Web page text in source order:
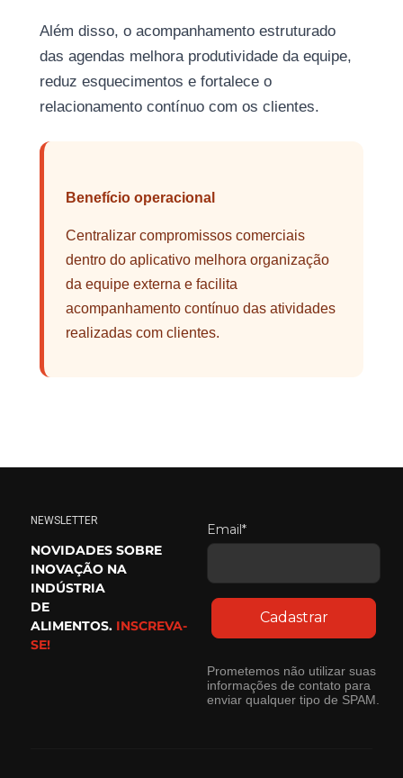
Além disso, o acompanhamento estruturado
das agendas melhora produtividade da equipe,
reduz esquecimentos e fortalece o
relacionamento contínuo com os clientes.
Benefício operacional
Centralizar compromissos comerciais
dentro do aplicativo melhora organização
da equipe externa e facilita
acompanhamento contínuo das atividades
realizadas com clientes.
NEWSLETTER
NOVIDADES SOBRE
INOVAÇÃO NA
INDÚSTRIA
DE
ALIMENTOS. INSCREVA-
SE!
Email*
Cadastrar
Prometemos não utilizar suas
informações de contato para
enviar qualquer tipo de SPAM.